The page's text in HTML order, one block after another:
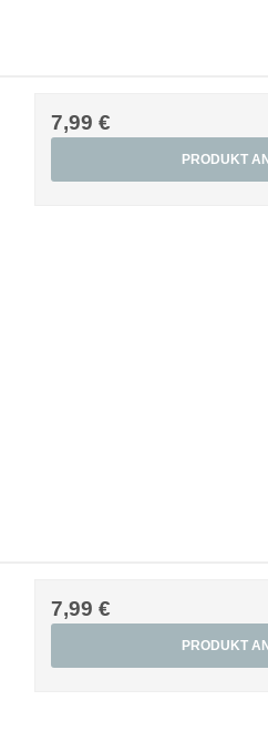
7,99 €
PRODUKT
7,99 €
PRODUKT